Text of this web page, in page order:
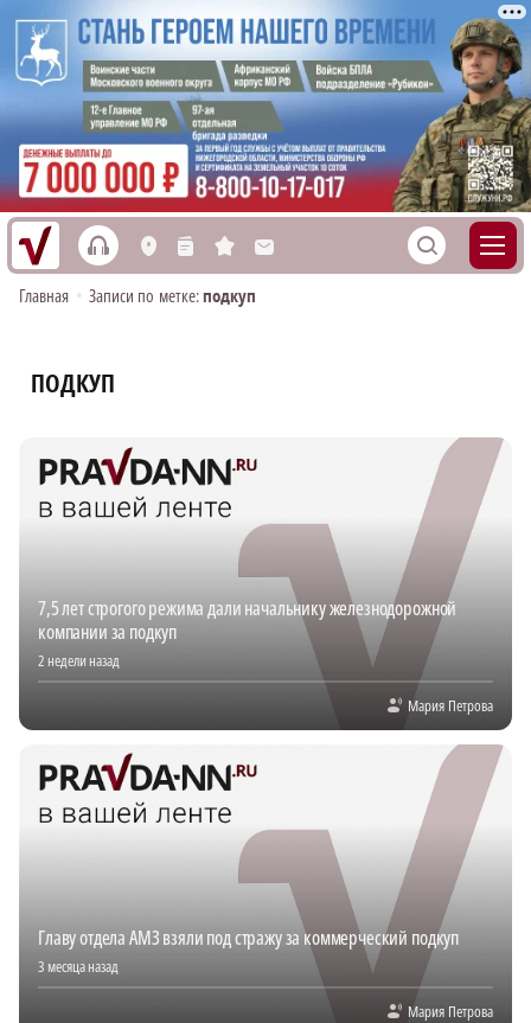
h L n s M S
Главная • Записи по метке:подкуп
ПОДКУП
7,5 лет строгого режима дали начальнику железнодорожной
компании за подкуп
2 недели назад
Мария Петрова
Главу отдела АМЗ взяли под стражу за коммерческий подкуп
3 месяца назад
Мария Петрова